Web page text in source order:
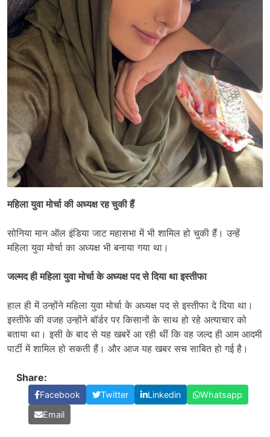
महिला युवा मोर्चा की अध्यक्ष रह चुकी हैं
सोनिया मान ऑल इंडिया जाट महासभा में भी शामिल हो चुकी हैं। उन्हें
महिला युवा मोर्चा का अध्यक्ष भी बनाया गया था।
जल्मद ही महिला युवा मोर्चा के अध्यक्ष पद से दिया था इस्तीफा
हाल ही में उन्होंने महिला युवा मोर्चा के अध्यक्ष पद से इस्तीफा दे दिया था।
इस्तीफे की वजह उन्होंने बॉर्डर पर किसानों के साथ हो रहे अत्याचार को
बताया था। इसी के बाद से यह खबरें आ रही थीं कि वह जल्द ही आम आदमी
पार्टी में शामिल हो सकती हैं। और आज यह खबर सच साबित हो गई है।
Share:
Facebook Twitter Linkedin
Whatsapp
Email